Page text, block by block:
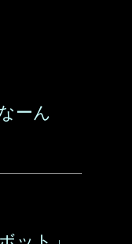
ーん